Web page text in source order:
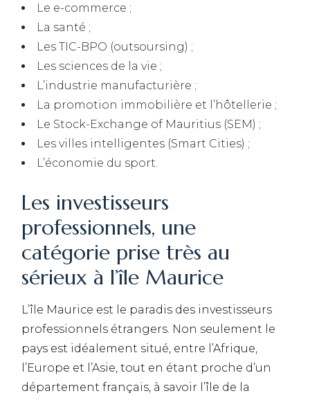
Le e-commerce ;
La santé ;
Les TIC-BPO (outsoursing) ;
Les sciences de la vie ;
L’industrie manufacturière ;
La promotion immobilière et l’hôtellerie ;
Le Stock-Exchange of Mauritius (SEM) ;
Les villes intelligentes (Smart Cities) ;
L’économie du sport.
Les investisseurs
professionnels, une
catégorie prise très au
sérieux à l’île Maurice
L’île Maurice est le paradis des investisseurs
professionnels étrangers. Non seulement le
pays est idéalement situé, entre l’Afrique,
l’Europe et l’Asie, tout en étant proche d’un
département français, à savoir l’île de la